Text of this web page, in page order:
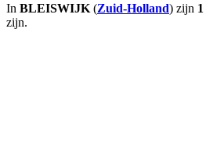
In BLEISWIJK (Zuid-Holland) zijn 1
zijn.